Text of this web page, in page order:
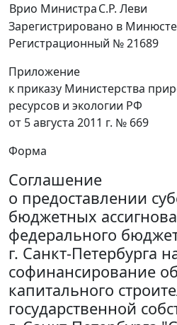
Врио МинистраС.Р. Леви
Зарегистрировано в Минюсте
Регистрационный № 21689
Приложение
к приказу Министерства
ресурсов и экологии РФ
от 5 августа 2011 г. № 669
Форма
Соглашение
о предоставлении
бюджетных
федерального
г. Санкт-Петербурга
софинансирование
капитального
государственной